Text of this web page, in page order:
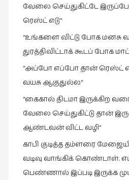
வேலை செய்துகிட்டே
ரெஸ்ட் எடு“
“உங்களை விட்டு போக மனசு
துரத்திவிட்டாக் கூடப் போக
“அப்போ எப்போ தான் ரெஸ்ட்
வயசு ஆகுதுல்ல“
“கைகால் திடமா இருக்கிற
வேலை செய்துகிட்டு தான்
ஆண்டவன் விட்ட வழி“
காபி குடித்த தம்ளரை
வடிவு வாங்கிக் கொண்டாள்.
பெண்ணால் இப்படி இருக்க